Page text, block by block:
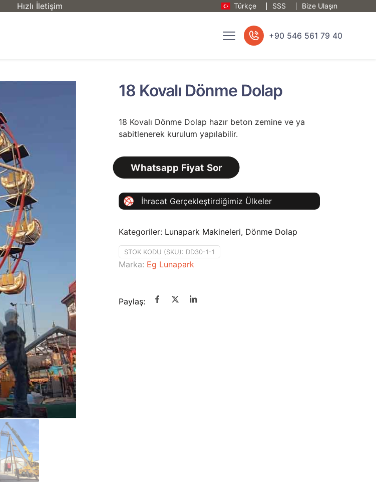
Hızlı İletişim Türkçe SSS Bize Ulaşın
+90 546 561 79 40
18 Kovalı Dönme Dolap
18 Kovalı Dönme Dolap hazır beton zemine ve ya
sabitlenerek kurulum yapılabilir.
Whatsapp Fiyat Sor
İhracat Gerçekleştirdiğimiz Ülkeler
Kategoriler: Lunapark Makineleri, Dönme Dolap
STOK KODU (SKU): DD30-1-1
Marka: Eg Lunapark
Paylaş: